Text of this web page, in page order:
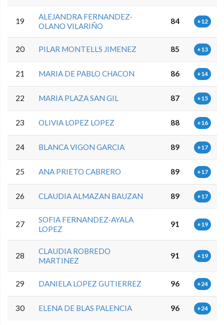
19
ALEJANDRA FERNANDEZ-
OLANO VILARIÑO
84 +12
20 PILAR MONTELLS JIMENEZ 85 +13
21 MARIA DE PABLO CHACON 86 +14
22 MARIA PLAZA SAN GIL 87 +15
23 OLIVIA LOPEZ LOPEZ 88 +16
24 BLANCA VIGON GARCIA 89 +17
25 ANA PRIETO CABRERO 89 +17
26 CLAUDIA ALMAZAN BAUZAN 89 +17
27
SOFIA FERNANDEZ-AYALA
LOPEZ
91 +19
28
CLAUDIA ROBREDO
MARTINEZ
91 +19
29 DANIELA LOPEZ GUTIERREZ 96 +24
30 ELENA DE BLAS PALENCIA 96 +24